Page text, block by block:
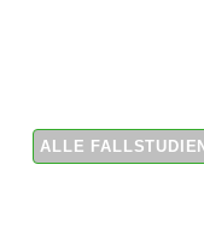
ALLE FALLSTUDIEN